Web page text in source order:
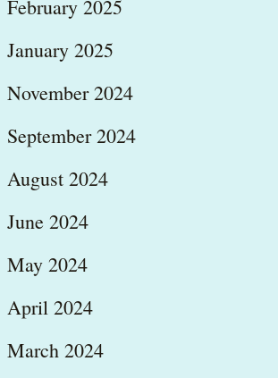
February 2025
January 2025
November 2024
September 2024
August 2024
June 2024
May 2024
April 2024
March 2024